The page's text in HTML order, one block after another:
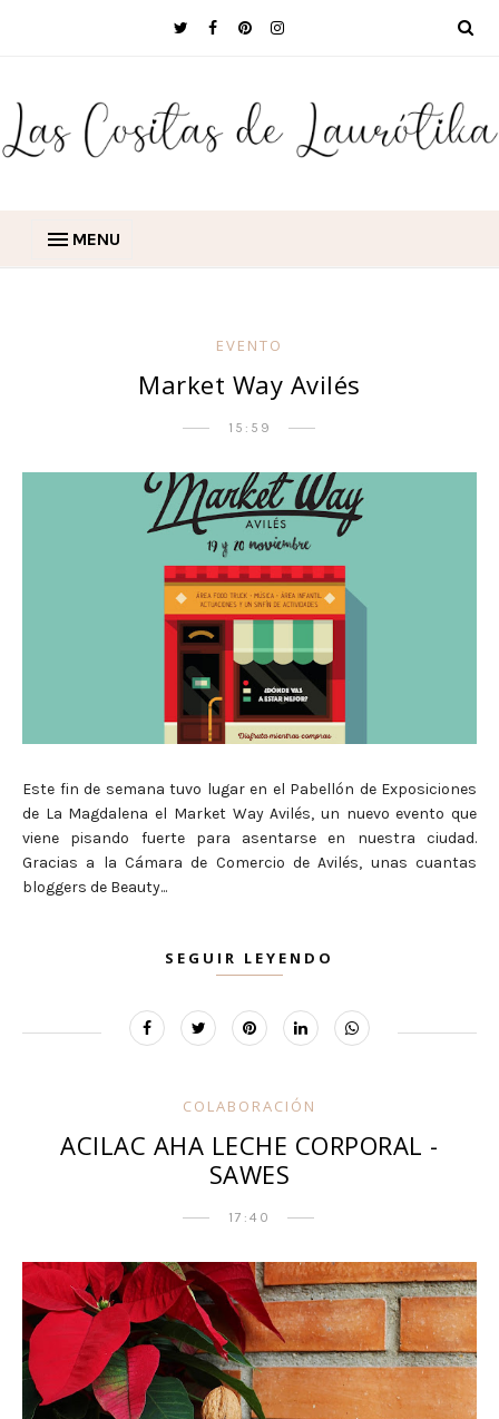
MENU
EVENTO
Market Way Avilés
15:59
Este fin de semana tuvo lugar en el Pabellón de Exposiciones
de La Magdalena el Market Way Avilés, un nuevo evento que
viene pisando fuerte para asentarse en nuestra ciudad.
Gracias a la Cámara de Comercio de Avilés, unas cuantas
bloggers de Beauty...
SEGUIR LEYENDO
COLABORACIÓN
ACILAC AHA LECHE CORPORAL -
SAWES
17:40